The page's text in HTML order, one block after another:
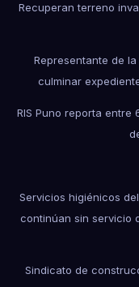
Recuperan terreno
Representante de
culminar
RIS Puno reporta entre
Servicios higiénicos
continúan sin servicio
Sindicato de